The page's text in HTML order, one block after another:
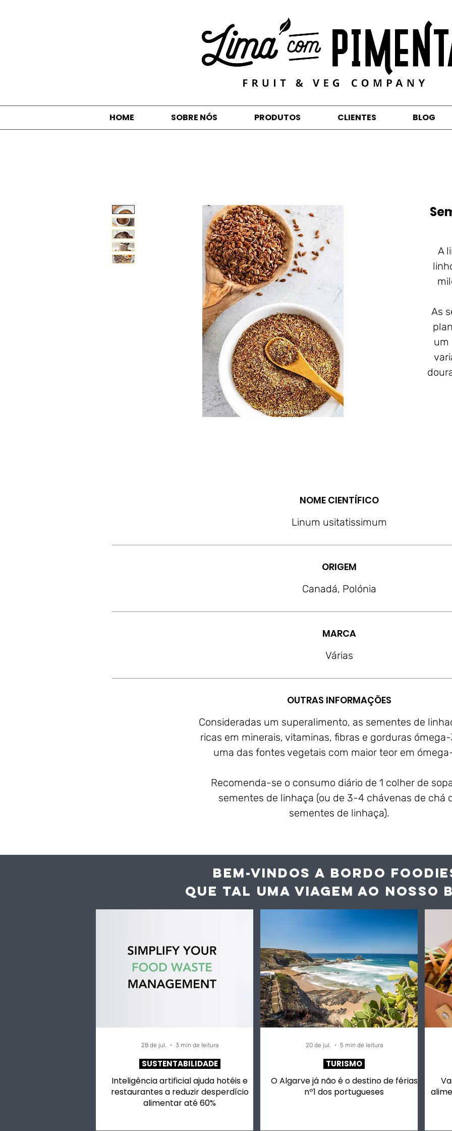
HOME SOBRE NÓS PRODUTOS CLIENTES BLOG
A
As
um
NOME CIENTÍFICO
Linum usitatissimum
ORIGEM
Canadá, Polónia
MARCA
Várias
OUTRAS INFORMAÇÕES
Consideradas um superalimento, as sementes de
ricas em minerais, vitaminas, fibras e gorduras ómega-
uma das fontes vegetais com maior teor em
Recomenda-se o consumo diário de 1 colher de
sementes de linhaça (ou de 3-4 chávenas de chá
sementes de linhaça).
BEM-VINDOS A BORDO
QUE TAL UMA VIAGEM AO NOSSO
Inteligência artificial ajuda hotéis e
restaurantes a reduzir desperdício
alimentar até 60%
SUSTENTABILIDADE
28 de jul. 3 min de leitura
O Algarve já não é o destino de férias
nº1 dos portugueses
TURISMO
20 de jul. 5 min de leitura